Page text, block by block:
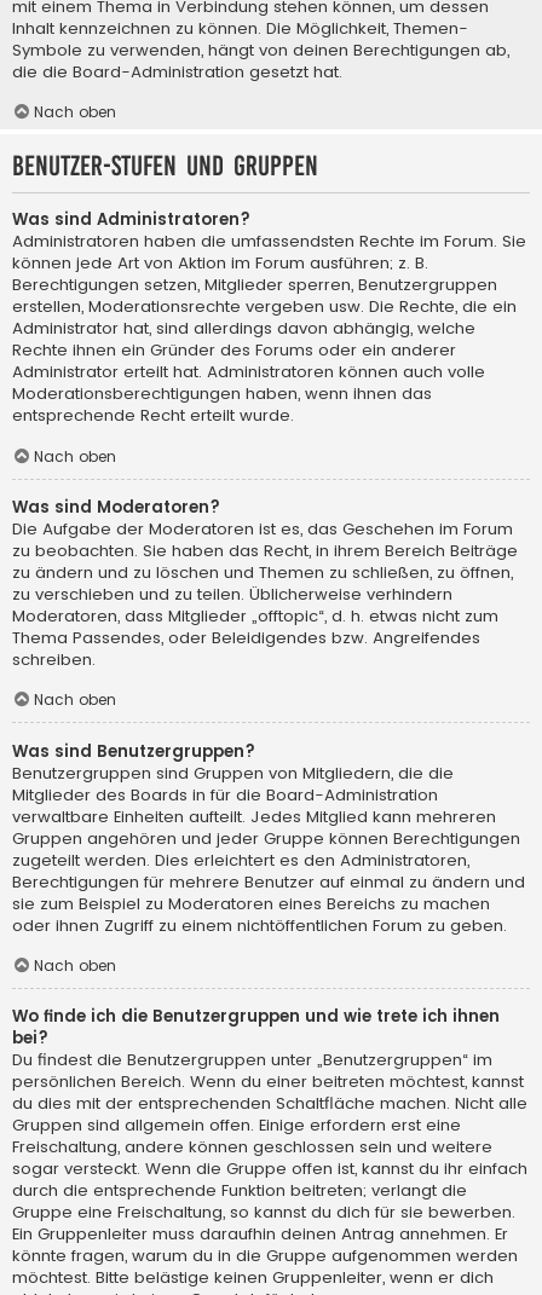
mit einem Thema in Verbindung stehen können, um dessen
Inhalt kennzeichnen zu können. Die Möglichkeit, Themen-
Symbole zu verwenden, hängt von deinen Berechtigungen ab,
die die Board-Administration gesetzt hat.
Nach oben
Benutzer-Stufen und Gruppen
Was sind Administratoren?
Administratoren haben die umfassendsten Rechte im Forum. Sie
können jede Art von Aktion im Forum ausführen; z. B.
Berechtigungen setzen, Mitglieder sperren, Benutzergruppen
erstellen, Moderationsrechte vergeben usw. Die Rechte, die ein
Administrator hat, sind allerdings davon abhängig, welche
Rechte ihnen ein Gründer des Forums oder ein anderer
Administrator erteilt hat. Administratoren können auch volle
Moderationsberechtigungen haben, wenn ihnen das
entsprechende Recht erteilt wurde.
Nach oben
Was sind Moderatoren?
Die Aufgabe der Moderatoren ist es, das Geschehen im Forum
zu beobachten. Sie haben das Recht, in ihrem Bereich Beiträge
zu ändern und zu löschen und Themen zu schließen, zu öffnen,
zu verschieben und zu teilen. Üblicherweise verhindern
Moderatoren, dass Mitglieder „offtopic“, d. h. etwas nicht zum
Thema Passendes, oder Beleidigendes bzw. Angreifendes
schreiben.
Nach oben
Was sind Benutzergruppen?
Benutzergruppen sind Gruppen von Mitgliedern, die die
Mitglieder des Boards in für die Board-Administration
verwaltbare Einheiten aufteilt. Jedes Mitglied kann mehreren
Gruppen angehören und jeder Gruppe können Berechtigungen
zugeteilt werden. Dies erleichtert es den Administratoren,
Berechtigungen für mehrere Benutzer auf einmal zu ändern und
sie zum Beispiel zu Moderatoren eines Bereichs zu machen
oder ihnen Zugriff zu einem nichtöffentlichen Forum zu geben.
Nach oben
Wo finde ich die Benutzergruppen und wie trete ich ihnen
bei?
Du findest die Benutzergruppen unter „Benutzergruppen“ im
persönlichen Bereich. Wenn du einer beitreten möchtest, kannst
du dies mit der entsprechenden Schaltfläche machen. Nicht alle
Gruppen sind allgemein offen. Einige erfordern erst eine
Freischaltung, andere können geschlossen sein und weitere
sogar versteckt. Wenn die Gruppe offen ist, kannst du ihr einfach
durch die entsprechende Funktion beitreten; verlangt die
Gruppe eine Freischaltung, so kannst du dich für sie bewerben.
Ein Gruppenleiter muss daraufhin deinen Antrag annehmen. Er
könnte fragen, warum du in die Gruppe aufgenommen werden
möchtest. Bitte belästige keinen Gruppenleiter, wenn er dich